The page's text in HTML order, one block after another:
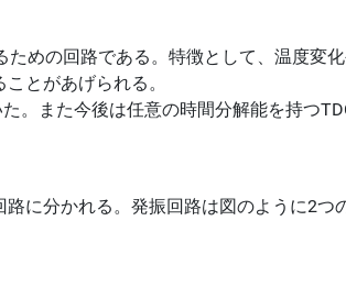
めの回路である。特徴として、温度変
とがあげられる。
。また今後は任意の時間分解能を持つ
に分かれる。発振回路は図のように2つ